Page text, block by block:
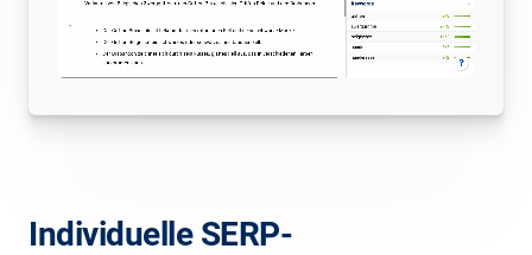
Individuelle SERP-